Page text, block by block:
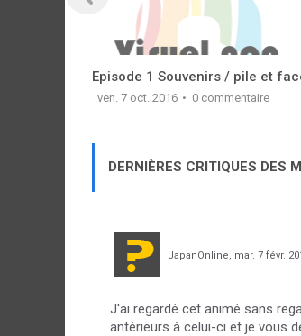
Episode 1 Souvenirs / pile et
ven. 7 oct. 2016 0 commentaire
DERNIÈRES CRITIQUES DES
JapanOnline, mar. 7 févr.
J'ai regardé cet animé sans
antérieurs à celui-ci et je vous